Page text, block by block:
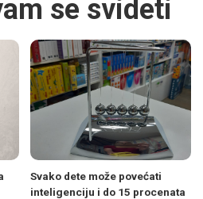
se svideti
Svako dete može povećati
inteligenciju i do 15 procenata